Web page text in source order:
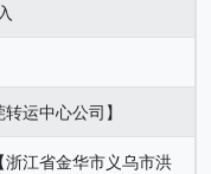
运中心公司】
浙江省金华市义乌市洪